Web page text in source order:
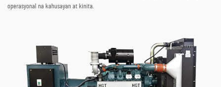
operasyonal na kahusayan at kinita.